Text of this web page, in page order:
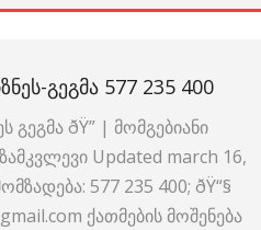
ᲒᲔᲒᲛᲐ 577 235 400
გეგმა ðŸ” | მომგებიანი
Updated march 16,
577 235 400; ðŸ“§
ქათმების მოშენება